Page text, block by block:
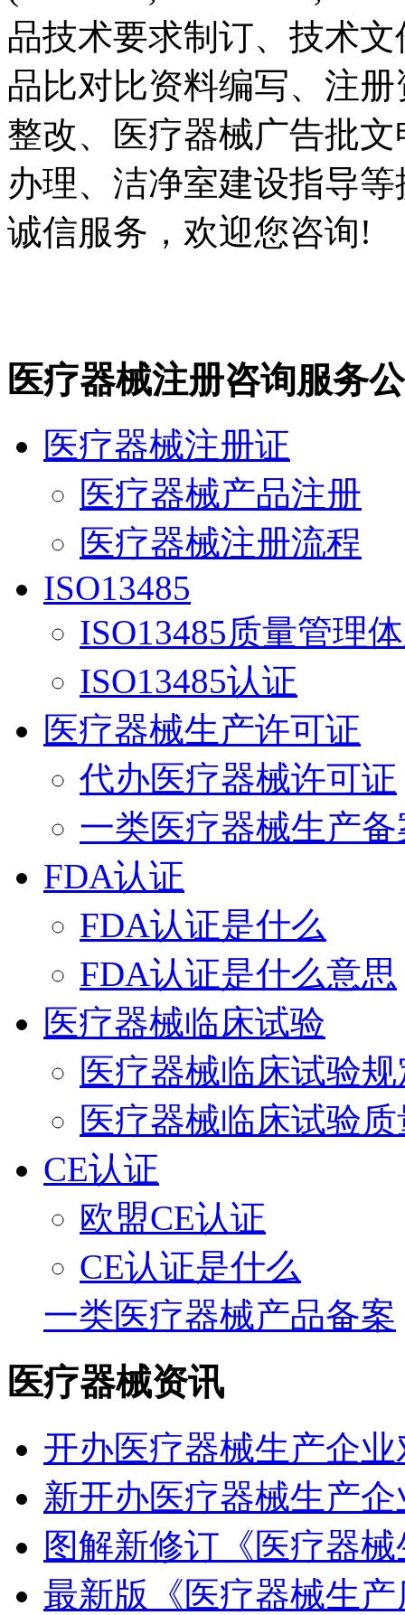
品技术要求制订、技术
品比对比资料编写、注
整改、医疗器械广告批
办理、洁净室建设指导
诚信服务，欢迎您咨询!
医疗器械注册咨询服务
医疗器械注册证
医疗器械产品注册
医疗器械注册流程
ISO13485
ISO13485质量管理
ISO13485认证
医疗器械生产许可证
代办医疗器械许可证
一类医疗器械生产备
FDA认证
FDA认证是什么
FDA认证是什么意思
医疗器械临床试验
医疗器械临床试验
医疗器械临床试验
CE认证
欧盟CE认证
CE认证是什么
一类医疗器械产品备案
医疗器械资讯
开办医疗器械生产企
新开办医疗器械生产
图解新修订《医疗器
最新版《医疗器械生